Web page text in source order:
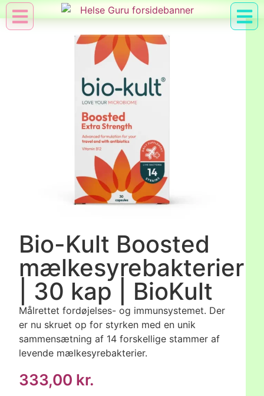
Bio-Kult Boosted
mælkesyrebakterier
| 30 kap | BioKult
Målrettet fordøjelses- og immunsystemet. Der
er nu skruet op for styrken med en unik
sammensætning af 14 forskellige stammer af
levende mælkesyrebakterier.
333,00 kr.